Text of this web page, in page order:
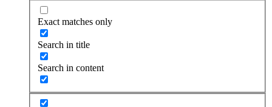
Exact matches only
Search in title
Search in content